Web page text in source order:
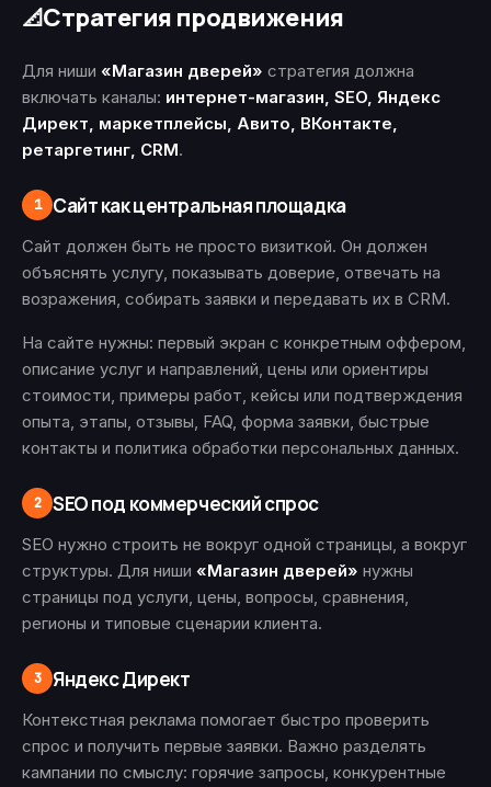
📐Стратегия продвижения
Для ниши «Магазин дверей» стратегия должна
включать каналы: интернет-магазин, SEO, Яндекс
Директ, маркетплейсы, Авито, ВКонтакте,
ретаргетинг, CRM.
1 Сайт как центральная площадка
Сайт должен быть не просто визиткой. Он должен
объяснять услугу, показывать доверие, отвечать на
возражения, собирать заявки и передавать их в CRM.
На сайте нужны: первый экран с конкретным оффером,
описание услуг и направлений, цены или ориентиры
стоимости, примеры работ, кейсы или подтверждения
опыта, этапы, отзывы, FAQ, форма заявки, быстрые
контакты и политика обработки персональных данных.
2 SEO под коммерческий спрос
SEO нужно строить не вокруг одной страницы, а вокруг
структуры. Для ниши «Магазин дверей» нужны
страницы под услуги, цены, вопросы, сравнения,
регионы и типовые сценарии клиента.
3 Яндекс Директ
Контекстная реклама помогает быстро проверить
спрос и получить первые заявки. Важно разделять
кампании по смыслу: горячие запросы, конкурентные